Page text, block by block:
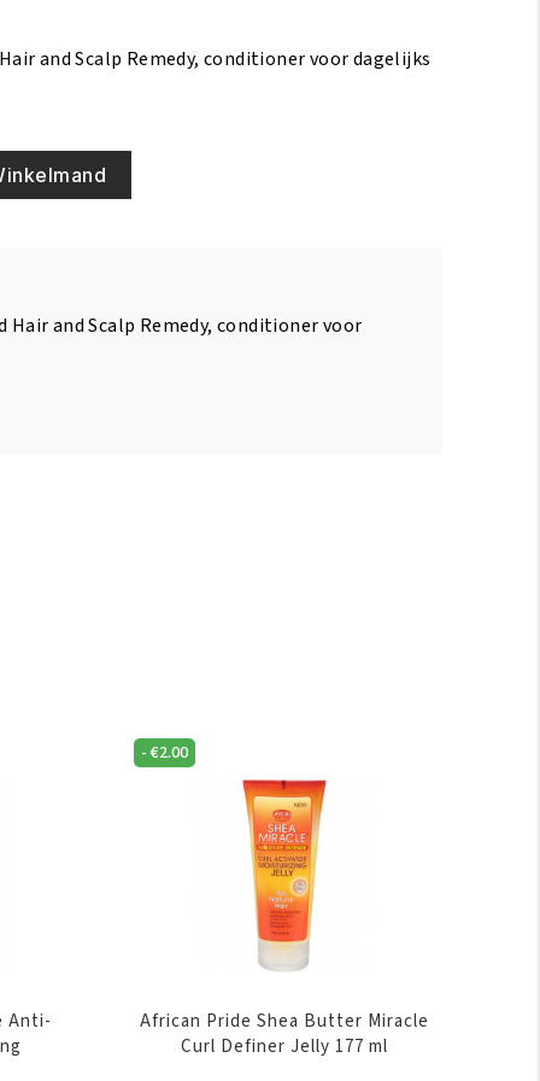
and Scalp Remedy, conditioner voor dagelijks
and Scalp Remedy, conditioner voor
Anti-
-€2.00
African Pride Shea Butter Miracle
Curl Definer Jelly 177 ml